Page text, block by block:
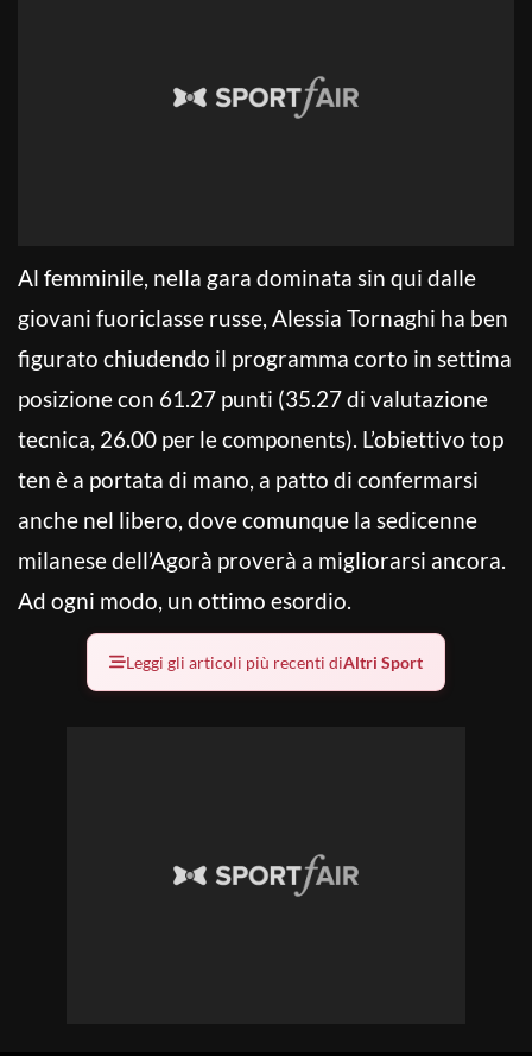
Al femminile, nella gara dominata sin qui dalle
giovani fuoriclasse russe, Alessia Tornaghi ha ben
figurato chiudendo il programma corto in settima
posizione con 61.27 punti (35.27 di valutazione
tecnica, 26.00 per le components). L’obiettivo top
ten è a portata di mano, a patto di confermarsi
anche nel libero, dove comunque la sedicenne
milanese dell’Agorà proverà a migliorarsi ancora.
Ad ogni modo, un ottimo esordio.
Leggi gli articoli più recenti diAltri Sport